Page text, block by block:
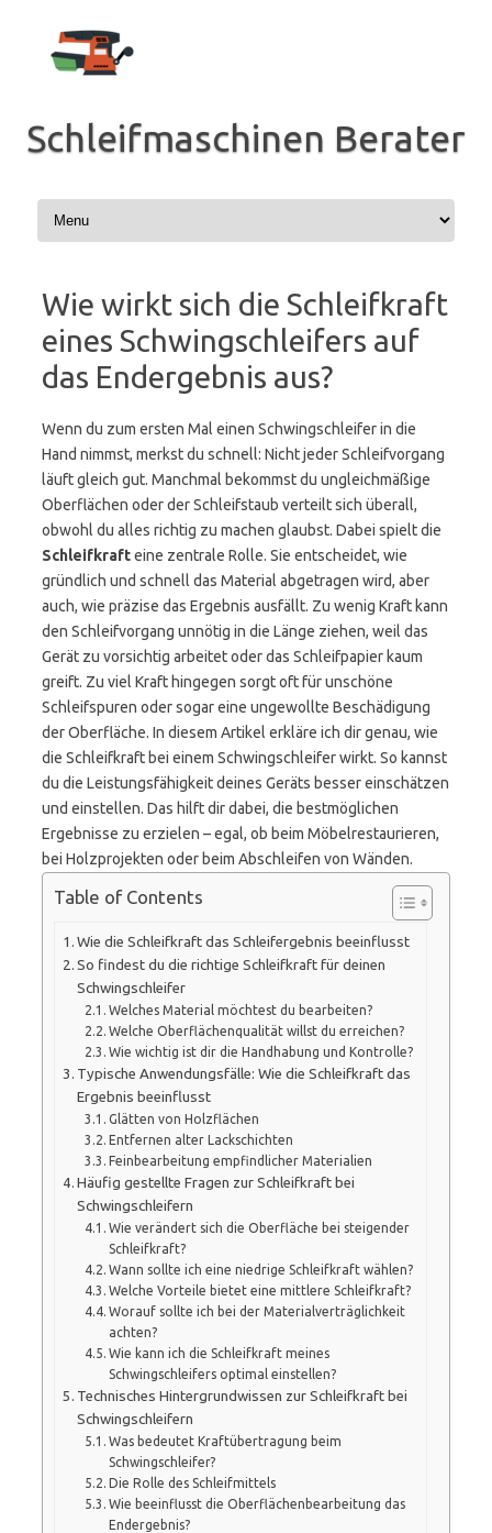
springen
Schleifmaschinen Berater
Wie wirkt sich die Schleifkraft
eines Schwingschleifers auf
das Endergebnis aus?
Wenn du zum ersten Mal einen Schwingschleifer in die
Hand nimmst, merkst du schnell: Nicht jeder Schleifvorgang
läuft gleich gut. Manchmal bekommst du ungleichmäßige
Oberflächen oder der Schleifstaub verteilt sich überall,
obwohl du alles richtig zu machen glaubst. Dabei spielt die
Schleifkrafteine zentrale Rolle. Sie entscheidet, wie
gründlich und schnell das Material abgetragen wird, aber
auch, wie präzise das Ergebnis ausfällt. Zu wenig Kraft kann
den Schleifvorgang unnötig in die Länge ziehen, weil das
Gerät zu vorsichtig arbeitet oder das Schleifpapier kaum
greift. Zu viel Kraft hingegen sorgt oft für unschöne
Schleifspuren oder sogar eine ungewollte Beschädigung
der Oberfläche. In diesem Artikel erkläre ich dir genau, wie
die Schleifkraft bei einem Schwingschleifer wirkt. So kannst
du die Leistungsfähigkeit deines Geräts besser einschätzen
und einstellen. Das hilft dir dabei, die bestmöglichen
Ergebnisse zu erzielen – egal, ob beim Möbelrestaurieren,
bei Holzprojekten oder beim Abschleifen von Wänden.
Table of Contents
Wie die Schleifkraft das Schleifergebnis beeinflusst
So findest du die richtige Schleifkraft für deinen
Schwingschleifer
Welches Material möchtest du bearbeiten?
Welche Oberflächenqualität willst du erreichen?
Wie wichtig ist dir die Handhabung und Kontrolle?
Typische Anwendungsfälle: Wie die Schleifkraft das
Ergebnis beeinflusst
Glätten von Holzflächen
Entfernen alter Lackschichten
Feinbearbeitung empfindlicher Materialien
Häufig gestellte Fragen zur Schleifkraft bei
Schwingschleifern
Wie verändert sich die Oberfläche bei steigender
Schleifkraft?
Wann sollte ich eine niedrige Schleifkraft wählen?
Welche Vorteile bietet eine mittlere Schleifkraft?
Worauf sollte ich bei der Materialverträglichkeit
achten?
Wie kann ich die Schleifkraft meines
Schwingschleifers optimal einstellen?
Technisches Hintergrundwissen zur Schleifkraft bei
Schwingschleifern
Was bedeutet Kraftübertragung beim
Schwingschleifer?
Die Rolle des Schleifmittels
Wie beeinflusst die Oberflächenbearbeitung das
Endergebnis?